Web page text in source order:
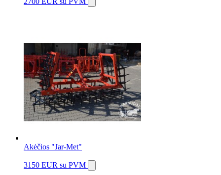
Akėčios "Jar-Met"
3150 EUR su PVM